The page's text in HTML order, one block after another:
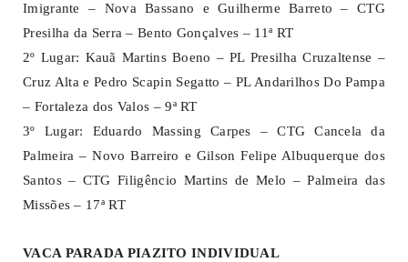
Imigrante – Nova Bassano e Guilherme Barreto – CTG
Presilha da Serra – Bento Gonçalves – 11ª RT
2º Lugar: Kauã Martins Boeno – PL Presilha Cruzaltense –
Cruz Alta e Pedro Scapin Segatto – PL Andarilhos Do Pampa
– Fortaleza dos Valos – 9ª RT
3º Lugar: Eduardo Massing Carpes – CTG Cancela da
Palmeira – Novo Barreiro e Gilson Felipe Albuquerque dos
Santos – CTG Filigêncio Martins de Melo – Palmeira das
Missões – 17ª RT
VACA PARADA PIAZITO INDIVIDUAL